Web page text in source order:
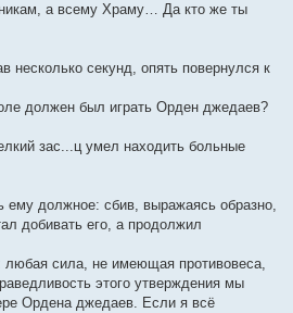
а всему Храму… Да кто же ты
несколько секунд, опять повернулся к
должен был играть Орден джедаев?
зас...ц умел находить больные
ему должное: сбив, выражаясь образно,
добивать его, а продолжил
любая сила, не имеющая противовеса,
этого утверждения мы
Ордена джедаев. Если я всё